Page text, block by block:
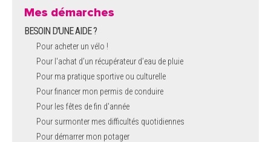
Mes démarches
BESOIN D'UNE AIDE ?
Pour acheter un vélo !
Pour l'achat d’un récupérateur d’eau de pluie
Pour ma pratique sportive ou culturelle
Pour financer mon permis de conduire
Pour les fêtes de fin d'année
Pour surmonter mes difficultés quotidiennes
Pour démarrer mon potager